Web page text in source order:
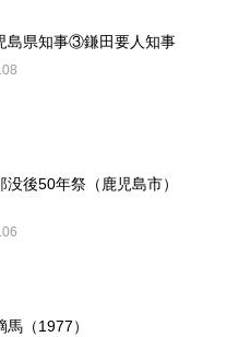
島県知事③鎌田要人知事
没後50年祭（鹿児島市）
（1977）